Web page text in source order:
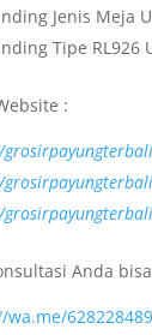
Jenis Meja
Tipe RL926
:
Anda